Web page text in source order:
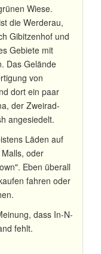
Wiese.
die Werderau,
Gibitzenhof und
Gebiete mit
Das Gelände
von
dort ein paar
der Zweirad-
angesiedelt.
Läden auf
oder
Eben überall
fahren oder
dass In-N-
fehlt.